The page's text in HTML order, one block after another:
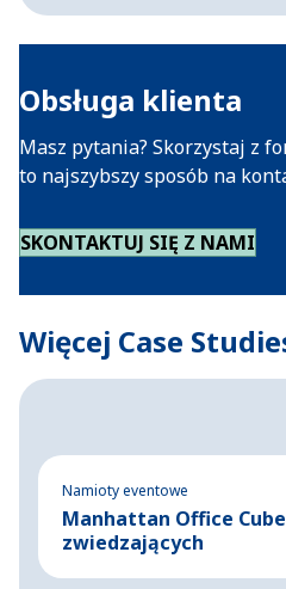
Obsługa klienta
Masz pytania? Skorzystaj z
to najszybszy sposób na
SKONTAKTUJ SIĘ Z NAMI
Więcej Case
Namioty eventowe
Manhattan Office
zwiedzających